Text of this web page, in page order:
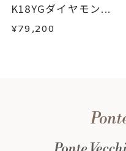
K18YGダイヤモン...
¥79,200